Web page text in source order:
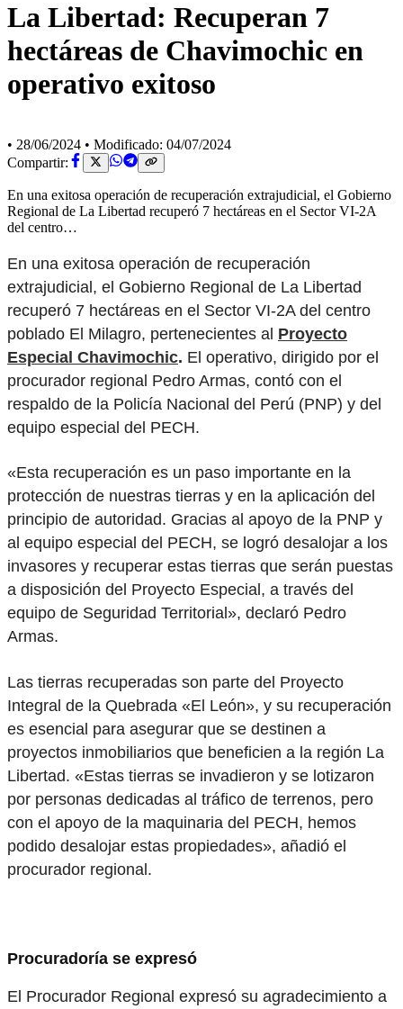
La Libertad: Recuperan 7
hectáreas de Chavimochic en
operativo exitoso
• 28/06/2024 • Modificado: 04/07/2024
Compartir:
En una exitosa operación de recuperación extrajudicial, el Gobierno
Regional de La Libertad recuperó 7 hectáreas en el Sector VI-2A
del centro…
En una exitosa operación de recuperación
extrajudicial, el Gobierno Regional de La Libertad
recuperó 7 hectáreas en el Sector VI-2A del centro
poblado El Milagro, pertenecientes al Proyecto
Especial Chavimochic. El operativo, dirigido por el
procurador regional Pedro Armas, contó con el
respaldo de la Policía Nacional del Perú (PNP) y del
equipo especial del PECH.
«Esta recuperación es un paso importante en la
protección de nuestras tierras y en la aplicación del
principio de autoridad. Gracias al apoyo de la PNP y
al equipo especial del PECH, se logró desalojar a los
invasores y recuperar estas tierras que serán puestas
a disposición del Proyecto Especial, a través del
equipo de Seguridad Territorial», declaró Pedro
Armas.
Las tierras recuperadas son parte del Proyecto
Integral de la Quebrada «El León», y su recuperación
es esencial para asegurar que se destinen a
proyectos inmobiliarios que beneficien a la región La
Libertad. «Estas tierras se invadieron y se lotizaron
por personas dedicadas al tráfico de terrenos, pero
con el apoyo de la maquinaria del PECH, hemos
podido desalojar estas propiedades», añadió el
procurador regional.
Procuradoría se expresó
El Procurador Regional expresó su agradecimiento a